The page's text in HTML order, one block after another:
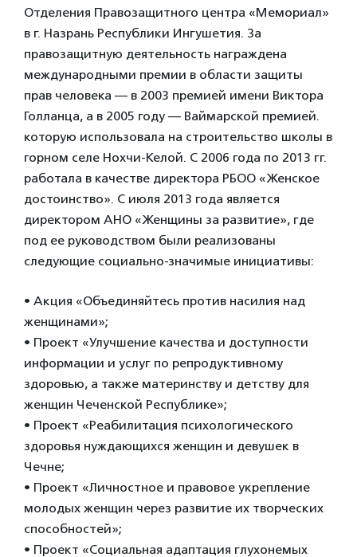
Отделения Правозащитного центра «Мемориал»
в г. Назрань Республики Ингушетия. За
правозащитную деятельность награждена
международными премии в области защиты
прав человека — в 2003 премией имени Виктора
Голланца, а в 2005 году — Ваймарской премией.
которую использовала на строительство школы в
горном селе Нохчи-Келой. С 2006 года по 2013 гг.
работала в качестве директора РБОО «Женское
достоинство». С июля 2013 года является
директором АНО «Женщины за развитие», где
под ее руководством были реализованы
следующие социально-значимые инициативы:
• Акция «Объединяйтесь против насилия над
женщинами»;
• Проект «Улучшение качества и доступности
информации и услуг по репродуктивному
здоровью, а также материнству и детству для
женщин Чеченской Республике»;
• Проект «Реабилитация психологического
здоровья нуждающихся женщин и девушек в
Чечне;
• Проект «Личностное и правовое укрепление
молодых женщин через развитие их творческих
способностей»;
• Проект «Социальная адаптация глухонемых